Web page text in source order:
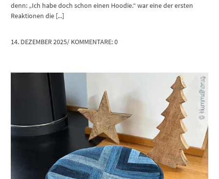
denn: „Ich habe doch schon einen Hoodie.“ war eine der ersten
Reaktionen die [...]
14. DEZEMBER 2025/ KOMMENTARE: 0